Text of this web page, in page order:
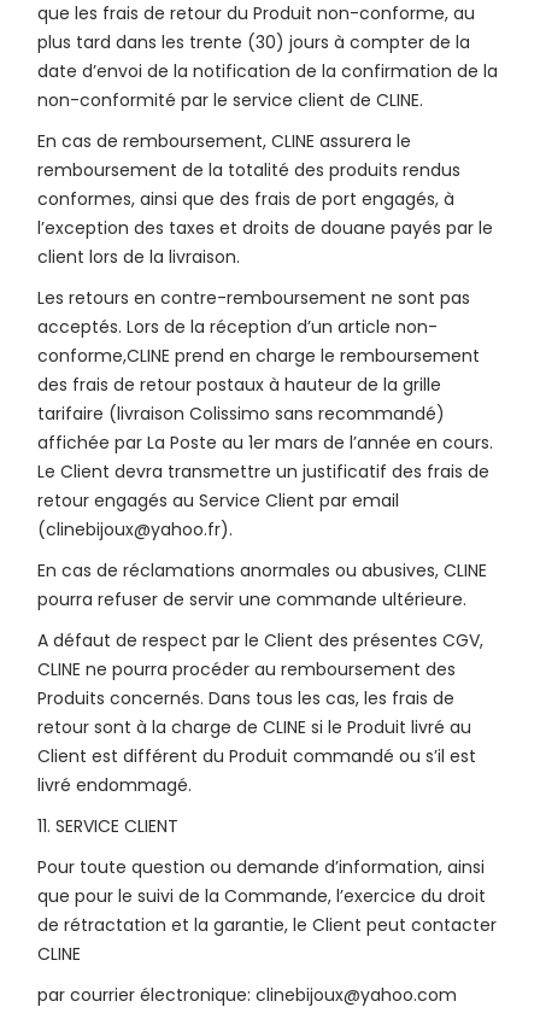
que les frais de retour du Produit non-conforme, au
plus tard dans les trente (30) jours à compter de la
date d’envoi de la notification de la confirmation de la
non-conformité par le service client de CLINE.
En cas de remboursement, CLINE assurera le
remboursement de la totalité des produits rendus
conformes, ainsi que des frais de port engagés, à
l’exception des taxes et droits de douane payés par le
client lors de la livraison.
Les retours en contre-remboursement ne sont pas
acceptés. Lors de la réception d’un article non-
conforme,CLINE prend en charge le remboursement
des frais de retour postaux à hauteur de la grille
tarifaire (livraison Colissimo sans recommandé)
affichée par La Poste au 1er mars de l’année en cours.
Le Client devra transmettre un justificatif des frais de
retour engagés au Service Client par email
(clinebijoux@yahoo.fr).
En cas de réclamations anormales ou abusives, CLINE
pourra refuser de servir une commande ultérieure.
A défaut de respect par le Client des présentes CGV,
CLINE ne pourra procéder au remboursement des
Produits concernés. Dans tous les cas, les frais de
retour sont à la charge de CLINE si le Produit livré au
Client est différent du Produit commandé ou s’il est
livré endommagé.
11. SERVICE CLIENT
Pour toute question ou demande d’information, ainsi
que pour le suivi de la Commande, l’exercice du droit
de rétractation et la garantie, le Client peut contacter
CLINE
par courrier électronique: clinebijoux@yahoo.com